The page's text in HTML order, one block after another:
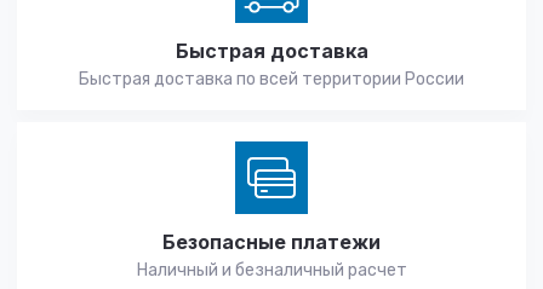
Быстрая доставка
Быстрая доставка по всей территории России
Безопасные платежи
Наличный и безналичный расчет